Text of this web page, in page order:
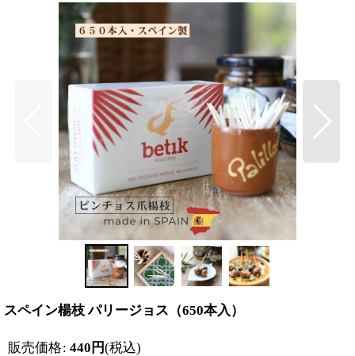
スペイン楊枝 パリージョス（650本入）
販売価格: 440 円(税込)